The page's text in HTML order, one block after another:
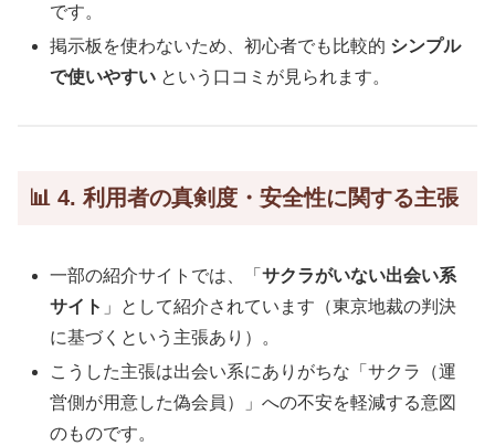
です。
掲示板を使わないため、初心者でも比較的 シンプル
で使いやすい という口コミが見られます。
📊 4. 利用者の真剣度・安全性に関する主張
一部の紹介サイトでは、「サクラがいない出会い系
サイト 」として紹介されています（東京地裁の判決
に基づくという主張あり）。
こうした主張は出会い系にありがちな「サクラ（運
営側が用意した偽会員）」への不安を軽減する意図
のものです。